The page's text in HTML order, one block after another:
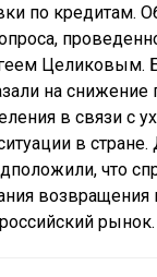
по кредитам.
Целиковым.
на снижение
в связи с
в
что
рынок.